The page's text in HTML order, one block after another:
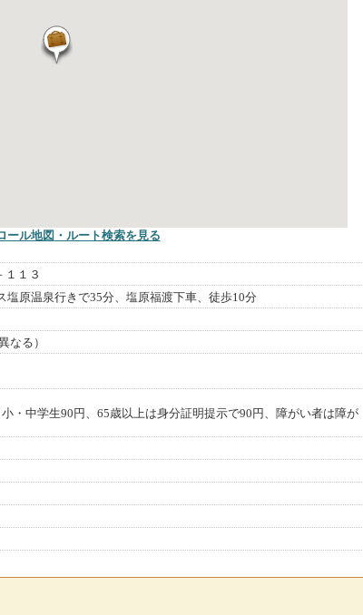
ール地図 ・ルート検索を見る
１１３
塩原温泉行きで35分、塩原福渡下車、徒歩10分
なる）
・中学生90円、65歳以上は身分証明提示で90円、障がい者は障が